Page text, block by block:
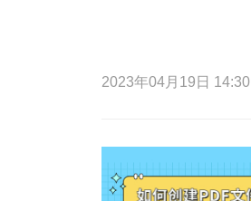
2023年04月19日 14:30